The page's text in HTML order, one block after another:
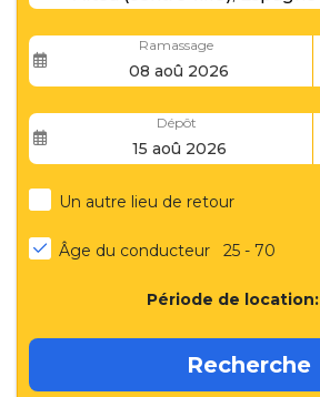
Ramassage
Dépôt
Un autre lieu de retour
Âge du conducteur 25 - 70
Période de location:
Recherche